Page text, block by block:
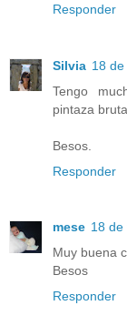
Responder
Silvia 18
Tengo
pintaza
Besos.
Responder
mese 18 de
Muy buena
Besos
Responder